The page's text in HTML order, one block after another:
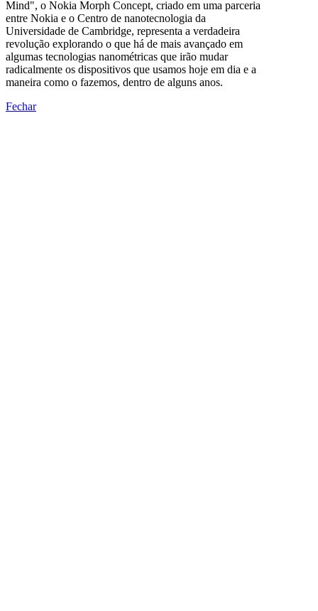
Mind", o Nokia Morph Concept, criado em uma parceria
entre Nokia e o Centro de nanotecnologia da
Universidade de Cambridge, representa a verdadeira
revolução explorando o que há de mais avançado em
algumas tecnologias nanométricas que irão mudar
radicalmente os dispositivos que usamos hoje em dia e a
maneira como o fazemos, dentro de alguns anos.
Fechar